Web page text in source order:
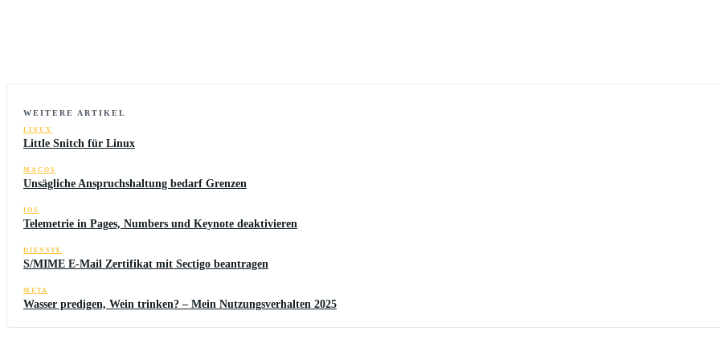
WEITERE ARTIKEL
LINUX
Little Snitch für Linux
MACOS
Unsägliche Anspruchshaltung bedarf Grenzen
IOS
Telemetrie in Pages, Numbers und Keynote deaktivieren
DIENSTE
S/MIME E-Mail Zertifikat mit Sectigo beantragen
META
Wasser predigen, Wein trinken? – Mein Nutzungsverhalten 2025